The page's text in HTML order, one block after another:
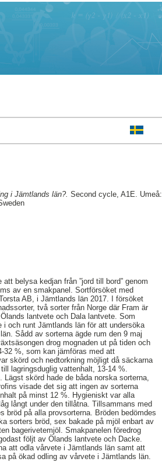
i Jämtlands län?. Second cycle, A1E. Umeå:
belysa kedjan från ”jord till bord” genom
av en smakpanel. Sortförsöket med
AB, i Jämtlands län 2017. I försöket
två sorter från Norge där Fram är
lantvete och Dala lantvete. Som
i och runt Jämtlands län för att undersöka
Sådd av sorterna ägde rum den 9 maj
drog mognaden ut på tiden och
32 %, som kan jämföras med att
skörd och nedtorkning möjligt då säckarna
lagringsduglig vattenhalt, 13-14 %.
skörd hade de båda norska sorterna,
visade det sig att ingen av sorterna
på minst 12 %. Hygieniskt var alla
långt under den tillåtna. Tillsammans med
bröd på alla provsorterna. Bröden bedömdes
sorters bröd, sex bakade på mjöl enbart av
bagerivetemjöl. Smakpanelen föredrog
följt av Ölands lantvete och Dacke.
att odla vårvete i Jämtlands län samt att
på ökad odling av vårvete i Jämtlands län.